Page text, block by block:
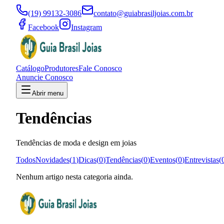
(19) 99132-3086
contato@guiabrasiljoias.com.br
Facebook
Instagram
CatálogoProdutoresFale Conosco
Anuncie Conosco
Abrir menu
Tendências
Tendências de moda e design em joias
TodosNovidades(1)Dicas(0)Tendências(0)Eventos(0)Entrevistas(
Nenhum artigo nesta categoria ainda.